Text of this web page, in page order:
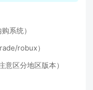
系统）
robux）
区分地区版本）